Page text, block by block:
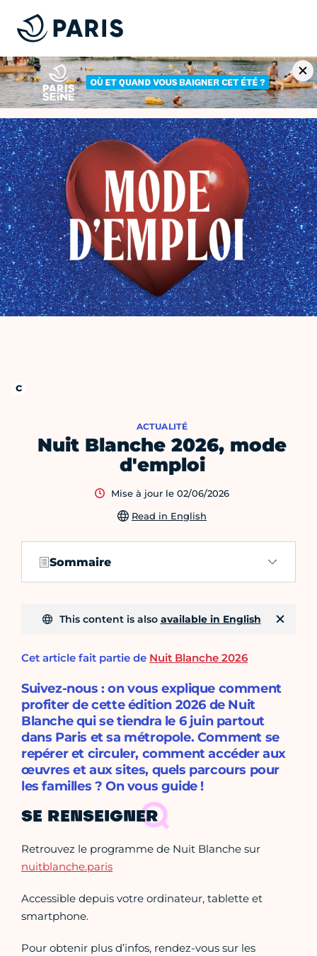
Nuit Blanche 2026, mode
d'emploi
ACTUALITÉ
Mise à jour le 02/06/2026
Read in English
Sommaire
This content is also available in English
Cet article fait partie de Nuit Blanche 2026
Suivez-nous : on vous explique comment
profiter de cette édition 2026 de Nuit
Blanche qui se tiendra le 6 juin partout
dans Paris et sa métropole. Comment se
repérer et circuler, comment accéder aux
œuvres et aux sites, quels parcours pour
les familles ? On vous guide !
SE RENSEIGNER
Retrouvez le programme de Nuit Blanche sur
nuitblanche.paris
Accessible depuis votre ordinateur, tablette et
smartphone.
Pour obtenir plus d’infos, rendez-vous sur les